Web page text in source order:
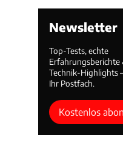
Newsletter
Top-Tests, echte
Erfahrungsberichte
Technik-Highlights
Ihr Postfach.
Kostenlos